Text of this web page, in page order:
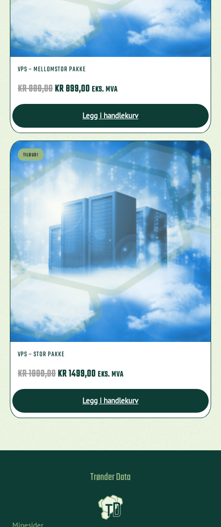
VPS – MELLOMSTOR PAKKE
KR999,00OPPRINNELIG
PRIS
KR 999,00.
KR899,00NÅVÆRENDE
PRIS
ER:
KR 899,00.
EKS. MVA
Legg i handlekurv
TILBUD!
VPS – STOR PAKKE
KR1999,00OPPRINNELIG
PRIS
KR 1999,00.
KR1499,00NÅVÆRENDE
PRIS
ER:
KR 1499,00.
EKS. MVA
Legg i handlekurv
Trønder Data